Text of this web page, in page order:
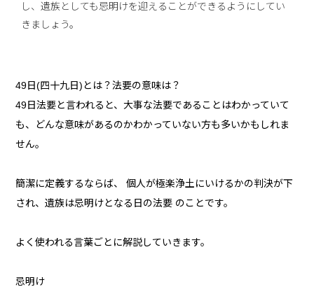
し、遺族としても忌明けを迎えることができるようにしてい
きましょう。
49日(四十九日)とは？法要の意味は？
49日法要と言われると、大事な法要であることはわかっていて
も、どんな意味があるのかわかっていない方も多いかもしれま
せん。
簡潔に定義するならば、 個人が極楽浄土にいけるかの判決が下
され、遺族は忌明けとなる日の法要 のことです。
よく使われる言葉ごとに解説していきます。
忌明け